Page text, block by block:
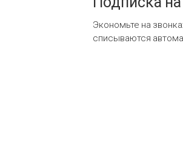
Экономьте на
списываются